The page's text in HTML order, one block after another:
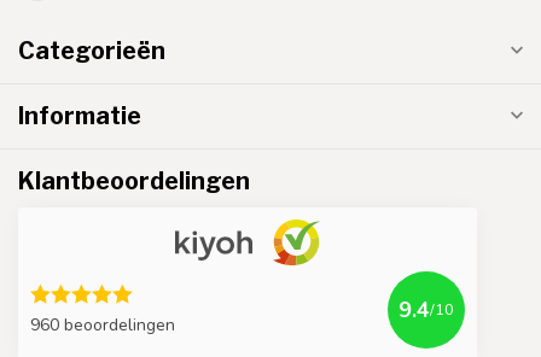
Categorieën
Informatie
Klantbeoordelingen
960 beoordelingen
9.4/10